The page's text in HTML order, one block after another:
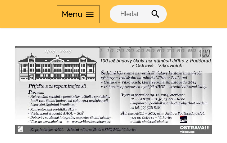
Menu menu search
řeš
Cesta dějinami a Cesta